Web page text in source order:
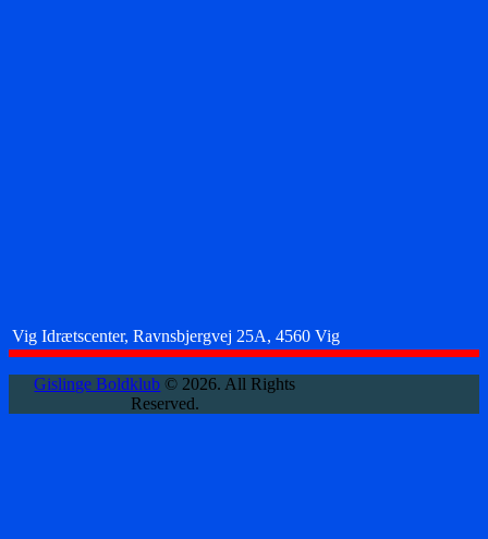
Vig Idrætscenter, Ravnsbjergvej 25A, 4560 Vig
Gislinge Boldklub © 2026. All Rights
Reserved.